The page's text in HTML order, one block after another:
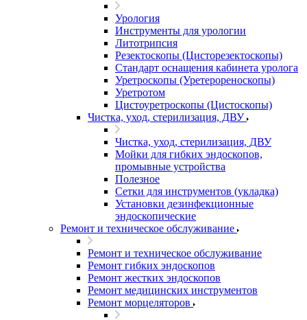
Урология
Инструменты для урологии
Литотрипсия
Резектоскопы (Цисторезектоскопы)
Стандарт оснащения кабинета уролога
Уретроскопы (Уретерореноскопы)
Уретротом
Цистоуретроскопы (Цистоскопы)
Чистка, уход, стерилизация, ДВУ
Чистка, уход, стерилизация, ДВУ
Мойки для гибких эндоскопов,
промывные устройства
Полезное
Сетки для инструментов (укладка)
Установки дезинфекционные
эндоскопические
Ремонт и техническое обслуживание
Ремонт и техническое обслуживание
Ремонт гибких эндоскопов
Ремонт жестких эндоскопов
Ремонт медицинских инструментов
Ремонт морцеляторов